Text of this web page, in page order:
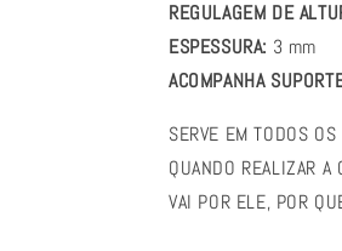
REGULAGEM DE
ESPESSURA: 3 mm
ACOMPANHA
SERVE EM TODOS
QUANDO REALIZAR A
VAI POR ELE, POR